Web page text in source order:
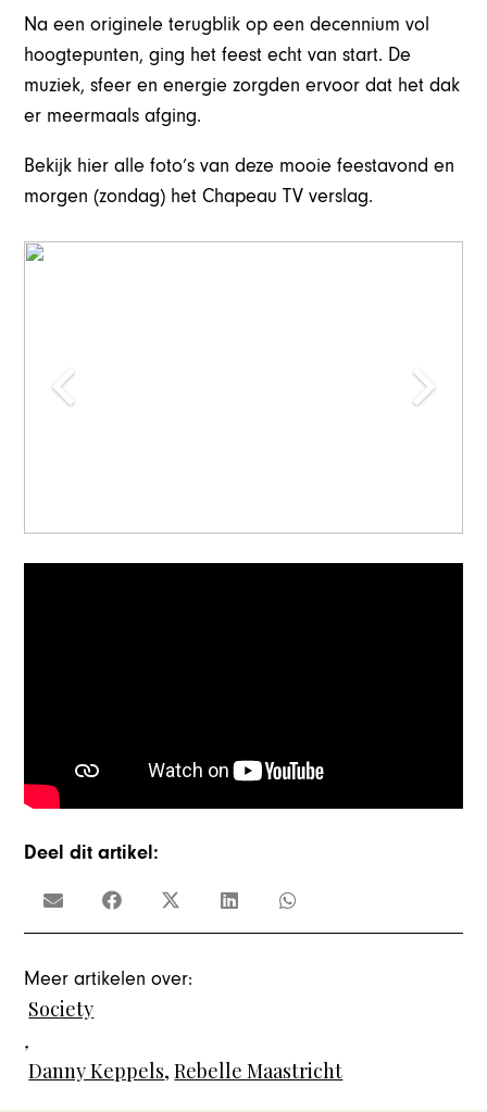
Na een originele terugblik op een decennium vol
hoogtepunten, ging het feest echt van start. De
muziek, sfeer en energie zorgden ervoor dat het dak
er meermaals afging.
Bekijk hier alle foto’s van deze mooie feestavond en
morgen (zondag) het Chapeau TV verslag.
Deel dit artikel:
Meer artikelen over:
Society
,
Danny Keppels,Rebelle Maastricht